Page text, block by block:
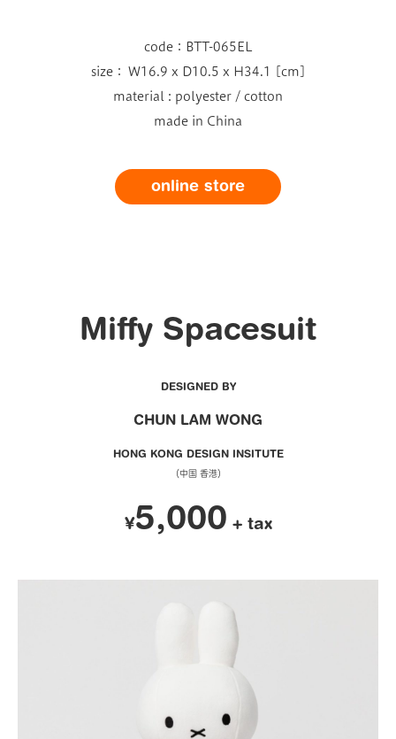
code：BTT-065EL
size： W16.9 x D10.5 x H34.1 [cm]
material : polyester / cotton
made in China
online store
Miffy Spacesuit
DESIGNED BY
CHUN LAM WONG
HONG KONG DESIGN INSITUTE
（中国 香港）
¥5,000 + tax